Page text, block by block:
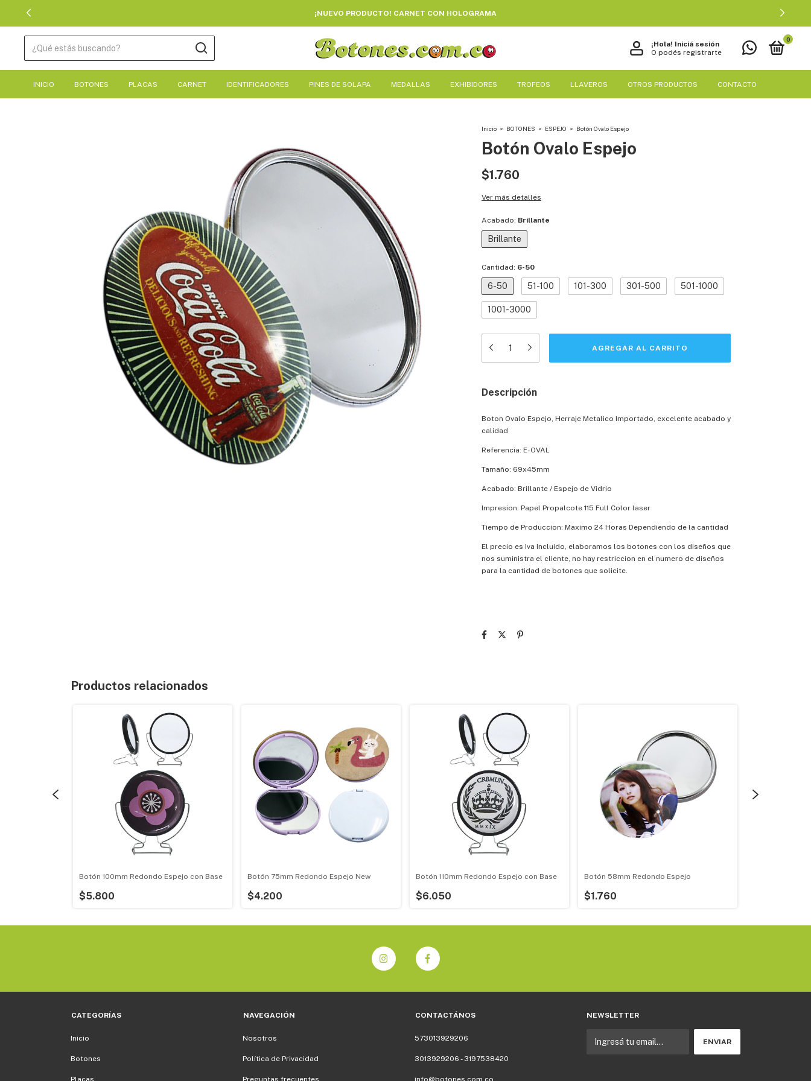
¡NUEVO PRODUCTO! CARNET CON HOLOGRAMA
¡Hola! Iniciá sesión
O podés registrarte
0
INICIO BOTONES PLACAS CARNET IDENTIFICADORES PINES DE SOLAPA MEDALLAS EXHIBIDORES TROFEOS LLAVEROS OTROS PRODUCTOS CONTACTO
Inicio > BOTONES > ESPEJO > Botón Ovalo Espejo
Botón Ovalo Espejo
$1.760
Ver más detalles
Acabado: Brillante
Brillante
Cantidad: 6-50
6-50 51-100 101-300 301-500 501-1000
1001-3000
Descripción
Boton Ovalo Espejo, Herraje Metalico Importado, excelente acabado y
calidad
Referencia: E-OVAL
Tamaño: 69x45mm
Acabado: Brillante / Espejo de Vidrio
Impresion: Papel Propalcote 115 Full Color laser
Tiempo de Produccion: Maximo 24 Horas Dependiendo de la cantidad
El precio es Iva Incluido, elaboramos los botones con los diseños que
nos suministra el cliente, no hay restriccion en el numero de diseños
para la cantidad de botones que solicite.
Productos relacionados
Botón 100mm Redondo Espejo con Base
$5.800
Botón 75mm Redondo Espejo New
$4.200
Botón 110mm Redondo Espejo con Base
$6.050
Botón 58mm Redondo Espejo
$1.760
CATEGORÍAS
Inicio
Botones
Placas
NAVEGACIÓN
Nosotros
Política de Privacidad
Preguntas frecuentes
CONTACTÁNOS
573013929206
3013929206 - 3197538420
info@botones.com.co
NEWSLETTER